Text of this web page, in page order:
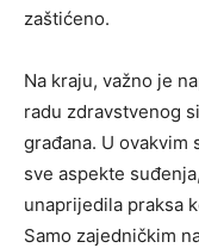
zaštićeno.
Na kraju, važno je
radu zdravstvenog
građana. U ovakvim
sve aspekte
unaprijedila praksa
Samo zajedničkim